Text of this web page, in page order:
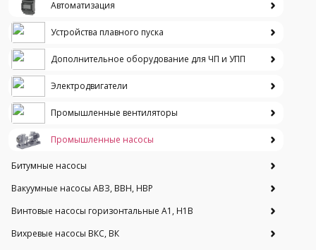
Автоматизация
Устройства плавного пуска
Дополнительное оборудование для ЧП и УПП
Электродвигатели
Промышленные вентиляторы
Промышленные насосы
Битумные насосы
Вакуумные насосы АВЗ, ВВН, НВР
Винтовые насосы горизонтальные А1, Н1В
Вихревые насосы ВКС, ВК